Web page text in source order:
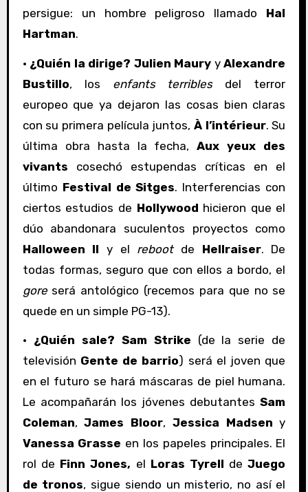
persigue: un hombre peligroso llamado Hal
Hartman.
· ¿Quién la dirige? Julien Maury yAlexandre
Bustillo, los enfants terriblesdel terror
europeo que ya dejaron las cosas bien claras
con su primera película juntos,À l’intérieur. Su
última obra hasta la fecha,Aux yeux des
vivants cosechó estupendas críticas en el
último Festival de Sitges. Interferencias con
ciertos estudios de Hollywood hicieron que el
dúo abandonara suculentos proyectos como
Halloween II y el rebootde Hellraiser. De
todas formas, seguro que con ellos a bordo, el
goreserá antológico (recemos para que no se
quede en un simple PG-13).
· ¿Quién sale? Sam Strike (de la serie de
televisión Gente de barrio) será el joven que
en el futuro se hará máscaras de piel humana.
Le acompañarán los jóvenes debutantesSam
Coleman,James Bloor, Jessica Madsen y
Vanessa Grasse en los papeles principales. El
rol de Finn Jones, el Loras Tyrell deJuego
de tronos, sigue siendo un misterio, no así el